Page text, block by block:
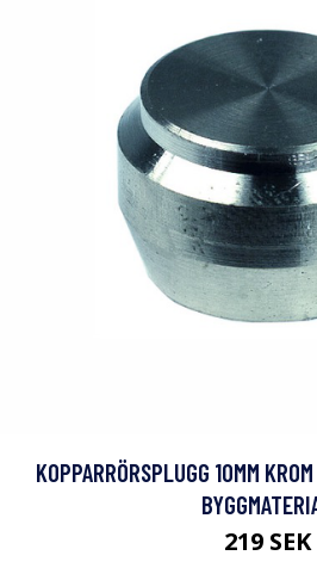
KOPPARRÖRSPLUGG 10MM
219 SEK